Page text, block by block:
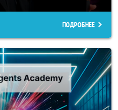
ПОДРОБНЕЕ